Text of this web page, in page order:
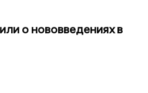
о нововведениях в